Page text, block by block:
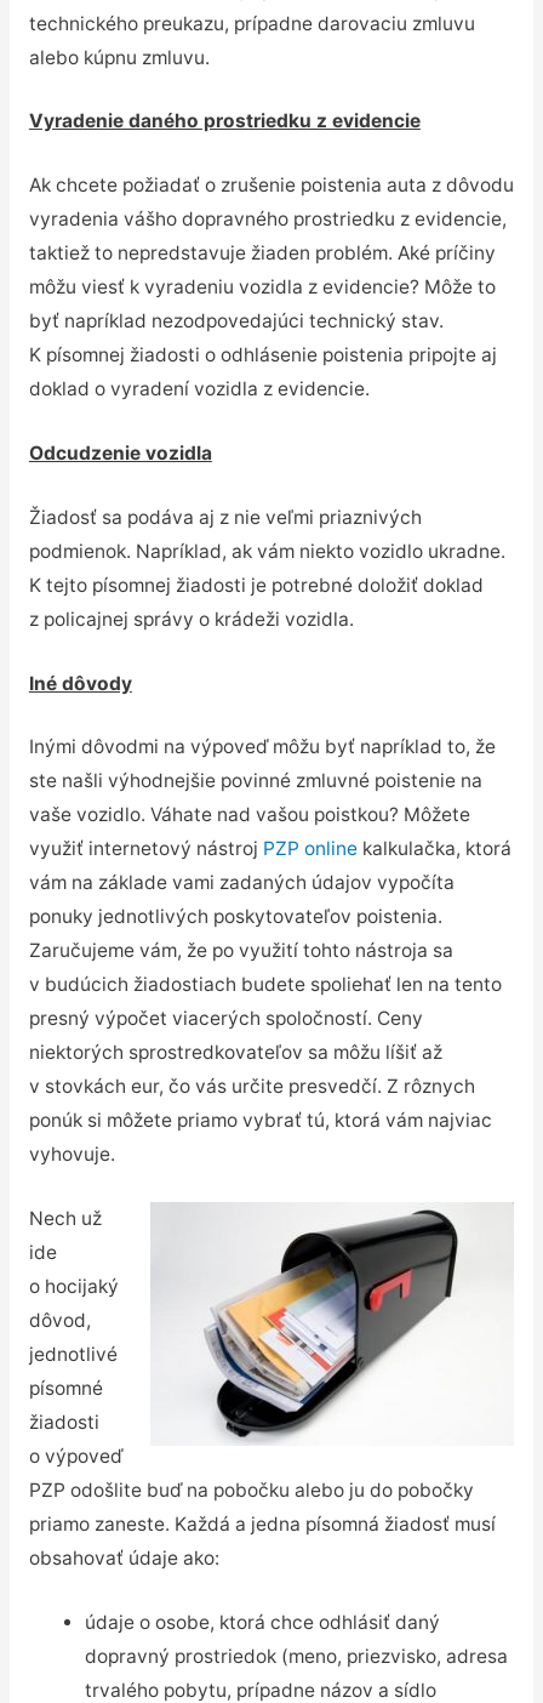
technického preukazu, prípadne darovaciu zmluvu
alebo kúpnu zmluvu.
Vyradenie daného prostriedku z evidencie
Ak chcete požiadať o zrušenie poistenia auta z dôvodu
vyradenia vášho dopravného prostriedku z evidencie,
taktiež to nepredstavuje žiaden problém. Aké príčiny
môžu viesť k vyradeniu vozidla z evidencie? Môže to
byť napríklad nezodpovedajúci technický stav.
K písomnej žiadosti o odhlásenie poistenia pripojte aj
doklad o vyradení vozidla z evidencie.
Odcudzenie vozidla
Žiadosť sa podáva aj z nie veľmi priaznivých
podmienok. Napríklad, ak vám niekto vozidlo ukradne.
K tejto písomnej žiadosti je potrebné doložiť doklad
z policajnej správy o krádeži vozidla.
Iné dôvody
Inými dôvodmi na výpoveď môžu byť napríklad to, že
ste našli výhodnejšie povinné zmluvné poistenie na
vaše vozidlo. Váhate nad vašou poistkou? Môžete
využiť internetový nástroj PZP onlinekalkulačka, ktorá
vám na základe vami zadaných údajov vypočíta
ponuky jednotlivých poskytovateľov poistenia.
Zaručujeme vám, že po využití tohto nástroja sa
v budúcich žiadostiach budete spoliehať len na tento
presný výpočet viacerých spoločností. Ceny
niektorých sprostredkovateľov sa môžu líšiť až
v stovkách eur, čo vás určite presvedčí. Z rôznych
ponúk si môžete priamo vybrať tú, ktorá vám najviac
vyhovuje.
Nech už
ide
o hocijaký
dôvod,
jednotlivé
písomné
žiadosti
o výpoveď
PZP odošlite buď na pobočku alebo ju do pobočky
priamo zaneste. Každá a jedna písomná žiadosť musí
obsahovať údaje ako:
údaje o osobe, ktorá chce odhlásiť daný
dopravný prostriedok (meno, priezvisko, adresa
trvalého pobytu, prípadne názov a sídlo